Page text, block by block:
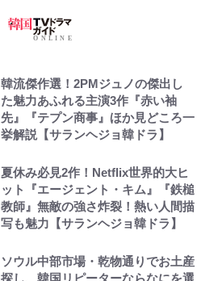
韓流傑作選！2PMジュノの傑出し
た魅力あふれる主演3作『赤い袖
先』『テプン商事』ほか見どころ一
挙解説【サランヘジョ韓ドラ】
夏休み必見2作！Netflix世界的大ヒ
ット『エージェント・キム』『鉄槌
教師』無敵の強さ炸裂！熱い人間描
写も魅力【サランヘジョ韓ドラ】
ソウル中部市場・乾物通りでお土産
探し、韓国リピーターならなにを選